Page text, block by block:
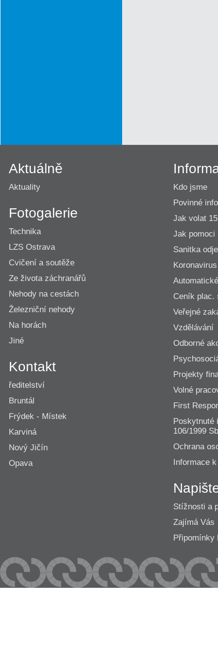
Aktuálně
Aktuality
Fotogalerie
Technika
LZS Ostrava
Cvičení a soutěže
Ze života záchranářů
Nehody na cestách
Železniční nehody
Na horách
Jiné
Kontakt
ředitelství
Bruntál
Frýdek - Místek
Karviná
Nový Jičín
Opava
Kdo jsme
Povinné
Jak volat
Jak pomoci
Sanitka
Koronavirus
Ceník plac.
Veřejné
Vzdělávání
Odborné
Projekty
Volné
First
Poskytnuté
106/1999
Ochrana
Informace
Stížnosti a
Zajímá Vás
Připomínky